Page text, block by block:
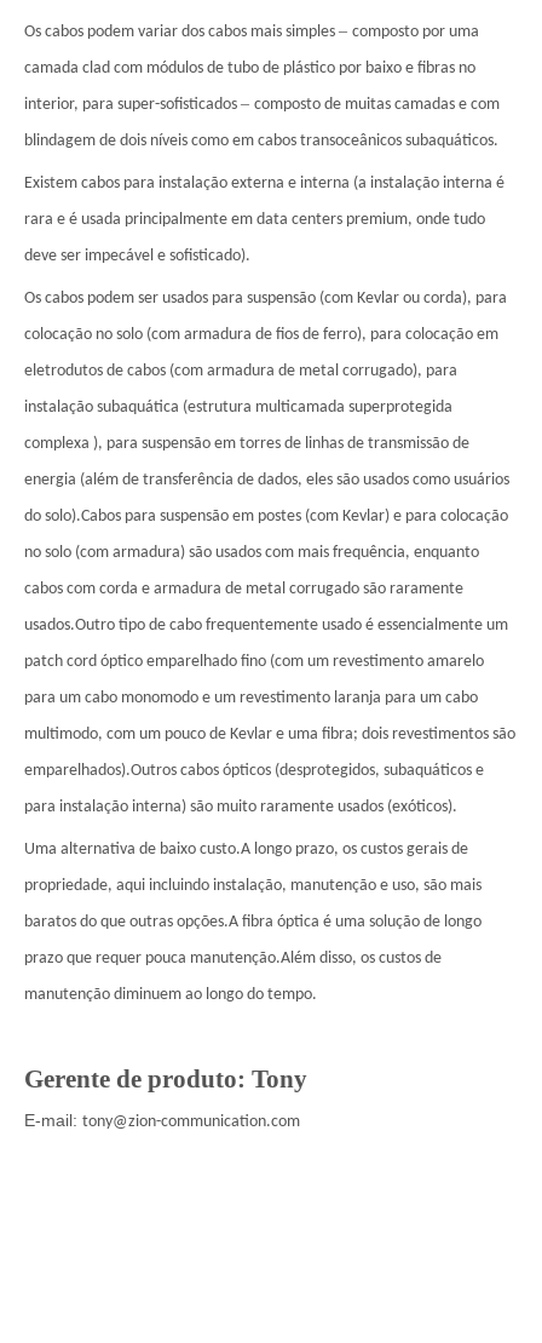
Os cabos podem variar dos cabos mais simples – composto por uma
camada clad com módulos de tubo de plástico por baixo e fibras no
interior, para super-sofisticados – composto de muitas camadas e com
blindagem de dois níveis como em cabos transoceânicos subaquáticos.
Existem cabos para instalação externa e interna (a instalação interna é
rara e é usada principalmente em data centers premium, onde tudo
deve ser impecável e sofisticado).
Os cabos podem ser usados ​​para suspensão (com Kevlar ou corda), para
colocação no solo (com armadura de fios de ferro), para colocação em
eletrodutos de cabos (com armadura de metal corrugado), para
instalação subaquática (estrutura multicamada superprotegida
complexa ), para suspensão em torres de linhas de transmissão de
energia (além de transferência de dados, eles são usados ​​como usuários
do solo).Cabos para suspensão em postes (com Kevlar) e para colocação
no solo (com armadura) são usados ​​​​com mais frequência, enquanto
cabos com corda e armadura de metal corrugado são raramente
usados.Outro tipo de cabo frequentemente usado é essencialmente um
patch cord óptico emparelhado fino (com um revestimento amarelo
para um cabo monomodo e um revestimento laranja para um cabo
multimodo, com um pouco de Kevlar e uma fibra; dois revestimentos são
emparelhados).Outros cabos ópticos (desprotegidos, subaquáticos e
para instalação interna) são muito raramente usados ​​(exóticos).
Uma alternativa de baixo custo.A longo prazo, os custos gerais de
propriedade, aqui incluindo instalação, manutenção e uso, são mais
baratos do que outras opções.A fibra óptica é uma solução de longo
prazo que requer pouca manutenção.Além disso, os custos de
manutenção diminuem ao longo do tempo.
Gerente de produto: Tony
E-mail: tony@zion-communication.com